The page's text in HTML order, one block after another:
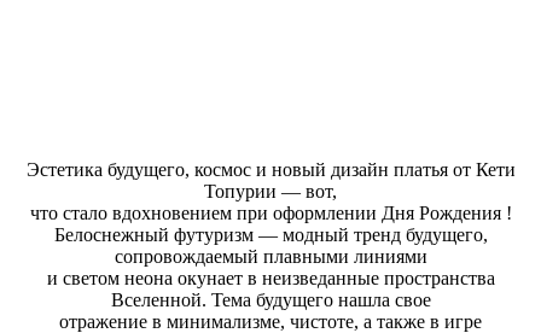
Эстетика будущего, космос и новый дизайн платья от Кети
Топурии — вот,
что стало вдохновением при оформлении Дня Рождения !
Белоснежный футуризм — модный тренд будущего,
сопровождаемый плавными линиями
и светом неона окунает в неизведанные пространства
Вселенной. Тема будущего нашла свое
отражение в минимализме, чистоте, а также в игре